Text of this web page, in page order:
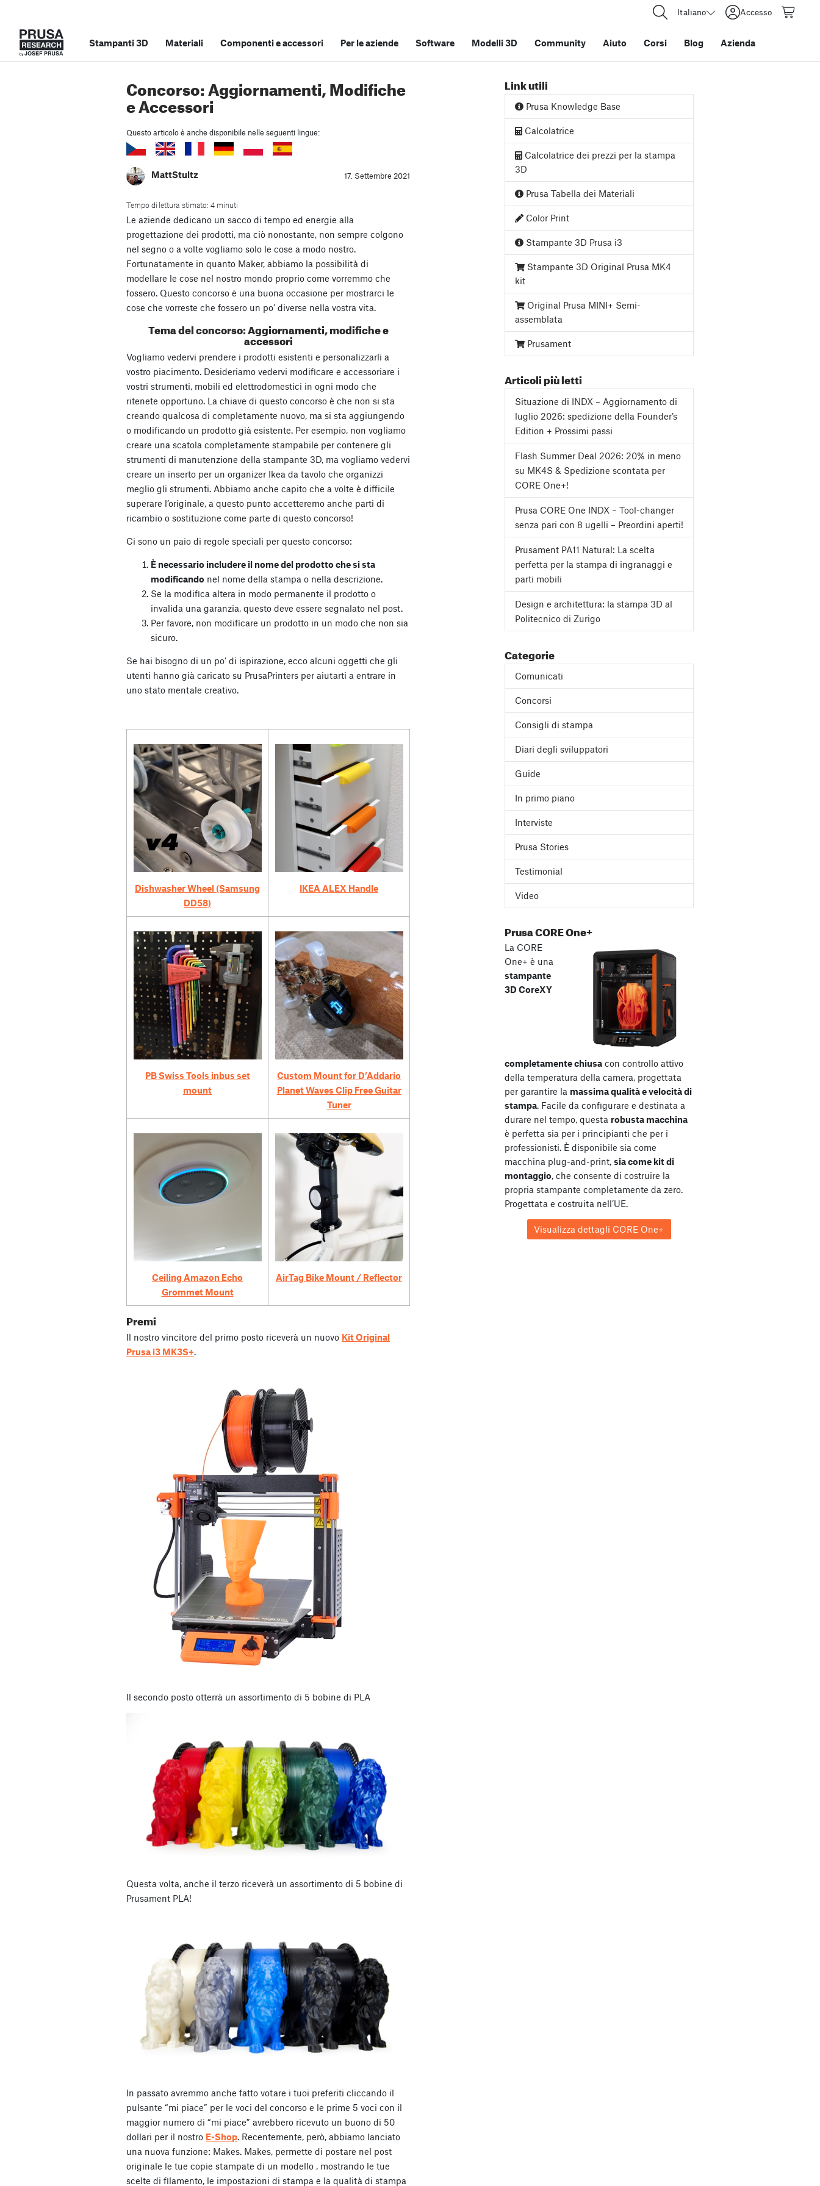
Italiano Accesso
Stampanti 3D Materiali Componenti e accessori Per le aziende Software Modelli 3D Community Aiuto Corsi Blog Azienda
Concorso: Aggiornamenti, Modifiche
e Accessori
Questo articolo è anche disponibile nelle seguenti lingue:
MattStultz 17. Settembre 2021
Tempo di lettura stimato: 4 minuti
Le aziende dedicano un sacco di tempo ed energie alla
progettazione dei prodotti, ma ciò nonostante, non sempre colgono
nel segno o a volte vogliamo solo le cose a modo nostro.
Fortunatamente in quanto Maker, abbiamo la possibilità di
modellare le cose nel nostro mondo proprio come vorremmo che
fossero. Questo concorso è una buona occasione per mostrarci le
cose che vorreste che fossero un po’ diverse nella vostra vita.
Tema del concorso: Aggiornamenti, modifiche e
accessori
Vogliamo vedervi prendere i prodotti esistenti e personalizzarli a
vostro piacimento. Desideriamo vedervi modificare e accessoriare i
vostri strumenti, mobili ed elettrodomestici in ogni modo che
ritenete opportuno. La chiave di questo concorso è che non si sta
creando qualcosa di completamente nuovo, ma si sta aggiungendo
o modificando un prodotto già esistente. Per esempio, non vogliamo
creare una scatola completamente stampabile per contenere gli
strumenti di manutenzione della stampante 3D, ma vogliamo vedervi
creare un inserto per un organizer Ikea da tavolo che organizzi
meglio gli strumenti. Abbiamo anche capito che a volte è difficile
superare l’originale, a questo punto accetteremo anche parti di
ricambio o sostituzione come parte di questo concorso!
Ci sono un paio di regole speciali per questo concorso:
È necessario includere il nome del prodotto che si sta
modificando nel nome della stampa o nella descrizione.
Se la modifica altera in modo permanente il prodotto o
invalida una garanzia, questo deve essere segnalato nel post.
Per favore, non modificare un prodotto in un modo che non sia
sicuro.
Se hai bisogno di un po’ di ispirazione, ecco alcuni oggetti che gli
utenti hanno già caricato su PrusaPrinters per aiutarti a entrare in
uno stato mentale creativo.
Dishwasher Wheel (Samsung
DD58)
IKEA ALEX Handle
PB Swiss Tools inbus set
mount
Custom Mount for D’Addario
Planet Waves Clip Free Guitar
Tuner
Ceiling Amazon Echo
Grommet Mount
AirTag Bike Mount / Reflector
Premi
Il nostro vincitore del primo posto riceverà un nuovo Kit Original
Prusa i3 MK3S+.
Il secondo posto otterrà un assortimento di 5 bobine di PLA
Questa volta, anche il terzo riceverà un assortimento di 5 bobine di
Prusament PLA!
In passato avremmo anche fatto votare i tuoi preferiti cliccando il
pulsante “mi piace” per le voci del concorso e le prime 5 voci con il
maggior numero di “mi piace” avrebbero ricevuto un buono di 50
dollari per il nostro E-Shop. Recentemente, però, abbiamo lanciato
una nuova funzione: Makes. Makes, permette di postare nel post
originale le tue copie stampate di un modello , mostrando le tue
scelte di filamento, le impostazioni di stampa e la qualità di stampa
Link utili
Prusa Knowledge Base
Calcolatrice
Calcolatrice dei prezzi per la stampa
3D
Prusa Tabella dei Materiali
Color Print
Stampante 3D Prusa i3
Stampante 3D Original Prusa MK4
kit
Original Prusa MINI+ Semi-
assemblata
Prusament
Articoli più letti
Situazione di INDX – Aggiornamento di
luglio 2026: spedizione della Founder’s
Edition + Prossimi passi
Flash Summer Deal 2026: 20% in meno
su MK4S & Spedizione scontata per
CORE One+!
Prusa CORE One INDX – Tool-changer
senza pari con 8 ugelli – Preordini aperti!
Prusament PA11 Natural: La scelta
perfetta per la stampa di ingranaggi e
parti mobili
Design e architettura: la stampa 3D al
Politecnico di Zurigo
Categorie
Comunicati
Concorsi
Consigli di stampa
Diari degli sviluppatori
Guide
In primo piano
Interviste
Prusa Stories
Testimonial
Video
Prusa CORE One+
La CORE
One+ è una
stampante
3D CoreXY
completamente chiusacon controllo attivo
della temperatura della camera, progettata
per garantire la massima qualità e velocità di
stampa. Facile da configurare e destinata a
durare nel tempo, questa robusta macchina
è perfetta sia per i principianti che per i
professionisti. È disponibile sia come
macchina plug-and-print, sia come kit di
montaggio, che consente di costruire la
propria stampante completamente da zero.
Progettata e costruita nell’UE.
Visualizza dettagli CORE One+